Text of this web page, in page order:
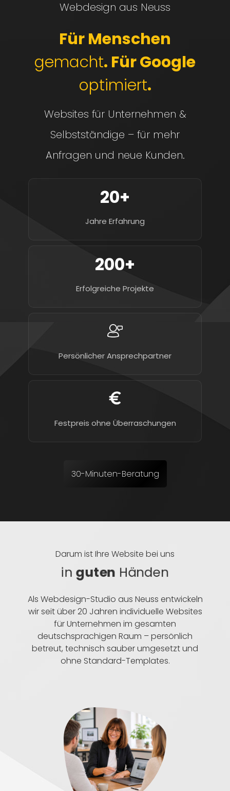
Webdesign aus Neuss
Für Menschen
gemacht. Für Google
optimiert.
Websites für Unternehmen &
Selbstständige – für mehr
Anfragen und neue Kunden.
20+
Jahre Erfahrung
200+
Erfolgreiche Projekte
Persönlicher Ansprechpartner
Festpreis ohne Überraschungen
30-Minuten-Beratung
Darum ist Ihre Website bei uns
in guten Händen
Als Webdesign-Studio aus Neuss entwickeln
wir seit über 20 Jahren individuelle Websites
für Unternehmen im gesamten
deutschsprachigen Raum – persönlich
betreut, technisch sauber umgesetzt und
ohne Standard-Templates.